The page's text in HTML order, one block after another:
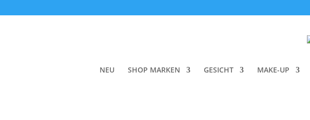
NEU SHOP MARKEN GESICHT MAKE-UP